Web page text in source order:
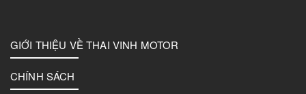
GIỚI THIỆU VỀ THAI VINH MOTOR
CHÍNH SÁCH